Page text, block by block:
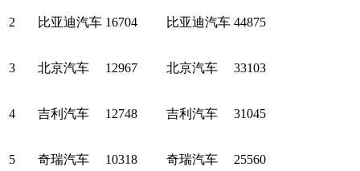
2 比亚迪汽车 16704 比亚迪汽车 44875
3 北京汽车 12967 北京汽车 33103
4 吉利汽车 12748 吉利汽车 31045
5 奇瑞汽车 10318 奇瑞汽车 25560